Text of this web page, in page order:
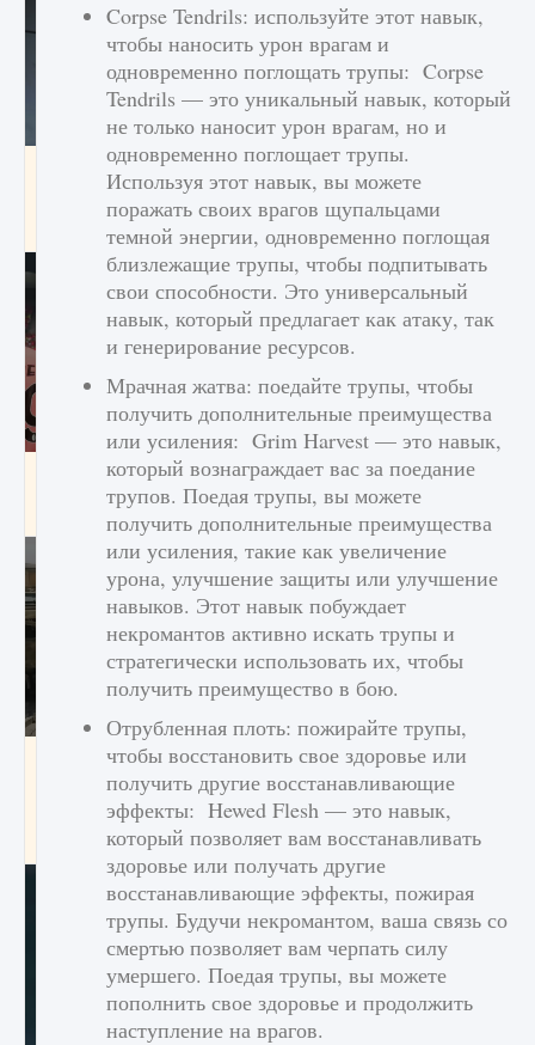
Все новые функции в режиме карьеры EA
9 августа 2024 2 096 0
Входят ли «Милан» и «Интер» в EA FC 25
9 августа 2024 2 064
Как исправить текстовую ошибку
пользовательского интерфейса Delta
Force Hawk Ops
9 августа 2024 1 945 0 0
Corpse Tendrils: используйте этот навык,
чтобы наносить урон врагам и
одновременно поглощать трупы: Corpse
Tendrils — это уникальный навык, который
не только наносит урон врагам, но и
одновременно поглощает трупы.
Используя этот навык, вы можете
поражать своих врагов щупальцами
темной энергии, одновременно поглощая
близлежащие трупы, чтобы подпитывать
свои способности. Это универсальный
навык, который предлагает как атаку, так
и генерирование ресурсов.
Мрачная жатва: поедайте трупы, чтобы
получить дополнительные преимущества
или усиления: Grim Harvest — это навык,
который вознаграждает вас за поедание
трупов. Поедая трупы, вы можете
получить дополнительные преимущества
или усиления, такие как увеличение
урона, улучшение защиты или улучшение
навыков. Этот навык побуждает
некромантов активно искать трупы и
стратегически использовать их, чтобы
получить преимущество в бою.
Отрубленная плоть: пожирайте трупы,
чтобы восстановить свое здоровье или
получить другие восстанавливающие
эффекты: Hewed Flesh — это навык,
который позволяет вам восстанавливать
здоровье или получать другие
восстанавливающие эффекты, пожирая
трупы. Будучи некромантом, ваша связь со
смертью позволяет вам черпать силу
умершего. Поедая трупы, вы можете
пополнить свое здоровье и продолжить
наступление на врагов.